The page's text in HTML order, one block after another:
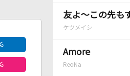
友よ～この先も
ケツメイシ
Amore
ReoNa